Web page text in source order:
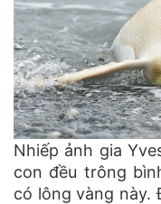
Nhiếp ảnh gia
con đều trông
có lông vàng này.